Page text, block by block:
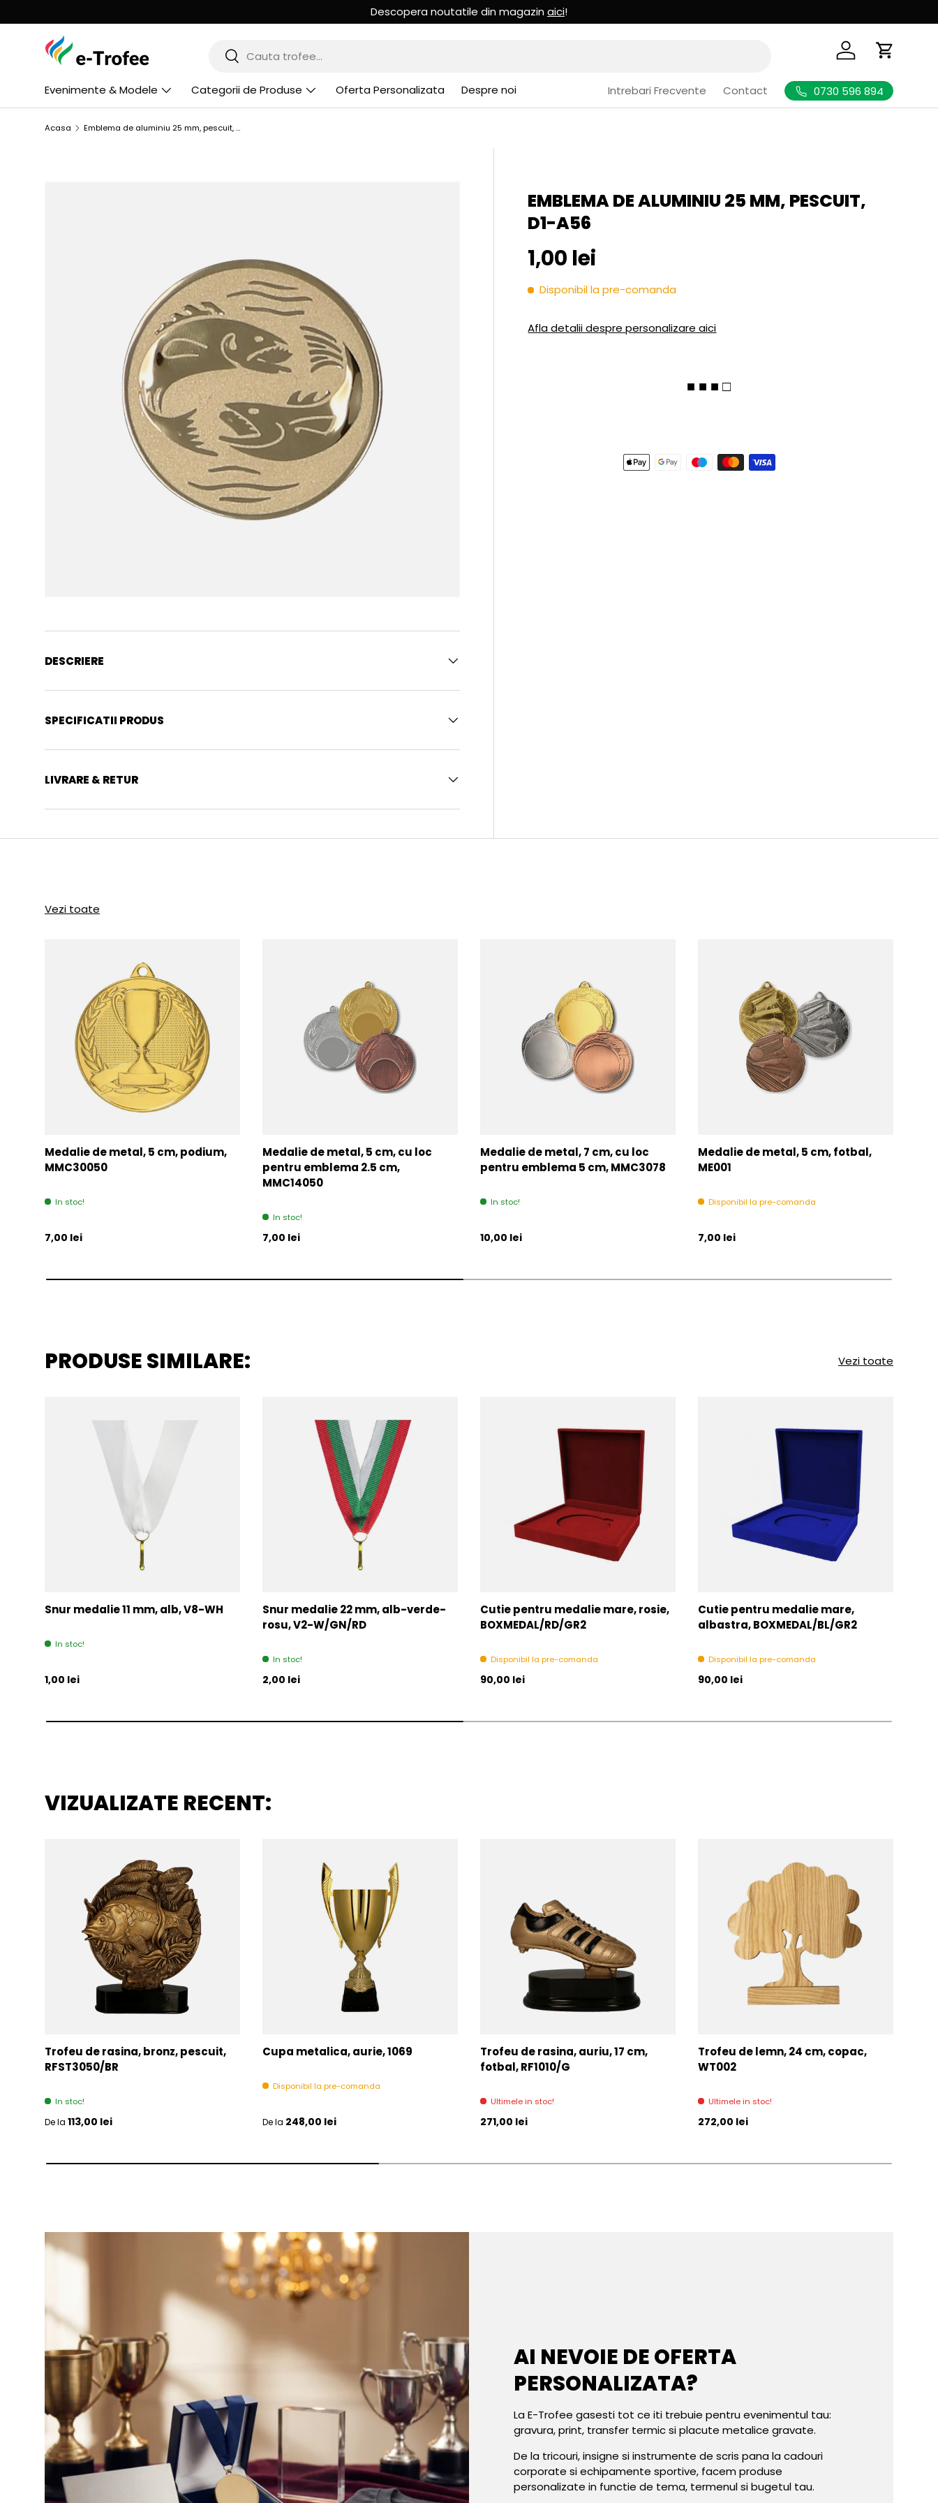
MERGI LA CONTINUT
Descopera noutatile din magazin aici!
Cauta
Cauta Logheaza-te
Cos de
Evenimente & Modele Categorii de Produse Oferta Personalizata Despre noi Intrebari Frecvente Contact 0730 596 894
Acasa Emblema de aluminiu 25 mm, pescuit, D1-A56
EMBLEMA DE ALUMINIU 25 MM, PESCUIT,
D1-A56
Pret initial
1,00 lei
Disponibil la pre-comanda
Afla detalii despre personalizare aici
■ ■ ■ □
DESCRIERE
SPECIFICATII PRODUS
LIVRARE & RETUR
Vezi toate
Medalie de metal, 5 cm, podium,
MMC30050
In stoc!
Pret initial
7,00 lei
Medalie de metal, 5 cm, cu loc
pentru emblema 2.5 cm,
MMC14050
In stoc!
Pret initial
7,00 lei
Medalie de metal, 7 cm, cu loc
pentru emblema 5 cm, MMC3078
In stoc!
Pret initial
10,00 lei
Medalie de metal, 5 cm, fotbal,
ME001
Disponibil la pre-comanda
Pret initial
7,00 lei
PRODUSE SIMILARE: Vezi toate
Snur medalie 11 mm, alb, V8-WH
In stoc!
Pret initial
1,00 lei
Snur medalie 22 mm, alb-verde-
rosu, V2-W/GN/RD
In stoc!
Pret initial
2,00 lei
Cutie pentru medalie mare, rosie,
BOXMEDAL/RD/GR2
Disponibil la pre-comanda
Pret initial
90,00 lei
Cutie pentru medalie mare,
albastra, BOXMEDAL/BL/GR2
Disponibil la pre-comanda
Pret initial
90,00 lei
VIZUALIZATE RECENT:
Trofeu de rasina, bronz, pescuit,
RFST3050/BR
In stoc!
Pret initial
De la 113,00 lei
Cupa metalica, aurie, 1069
Disponibil la pre-comanda
Pret initial
De la 248,00 lei
Trofeu de rasina, auriu, 17 cm,
fotbal, RF1010/G
Ultimele in stoc!
Pret initial
271,00 lei
Trofeu de lemn, 24 cm, copac,
WT002
Ultimele in stoc!
Pret initial
272,00 lei
AI NEVOIE DE OFERTA
PERSONALIZATA?
La E-Trofee gasesti tot ce iti trebuie pentru evenimentul tau:
gravura, print, transfer termic si placute metalice gravate.
De la tricouri, insigne si instrumente de scris pana la cadouri
corporate si echipamente sportive, facem produse
personalizate in functie de tema, termenul si bugetul tau.